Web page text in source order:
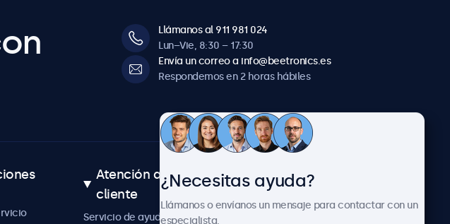
Llámanos al 911 981 024
Lun–Vie, 8:30 – 17:30
Envía un correo a info@beetronics.es
Respondemos en 2 horas hábiles
Atención al
cliente
Servicio de ayuda
Sobre Beetronics
¿Necesitas ayuda?
Llámanos o envíanos un mensaje para contactar con un
especialista.